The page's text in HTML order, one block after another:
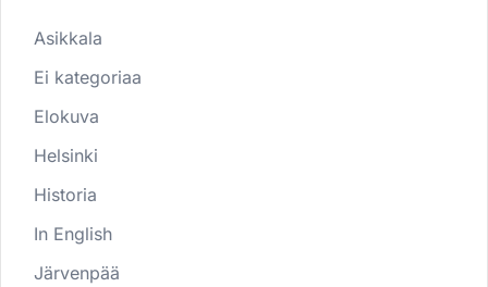
Asikkala
Ei kategoriaa
Elokuva
Helsinki
Historia
In English
Järvenpää